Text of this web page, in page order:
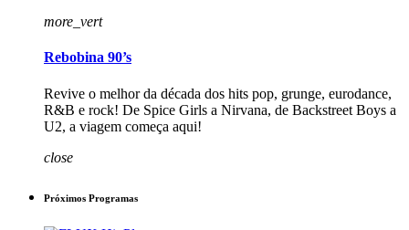
more_vert
Rebobina 90’s
Revive o melhor da década dos hits pop, grunge, eurodance,
R&B e rock! De Spice Girls a Nirvana, de Backstreet Boys a
U2, a viagem começa aqui!
close
Próximos Programas